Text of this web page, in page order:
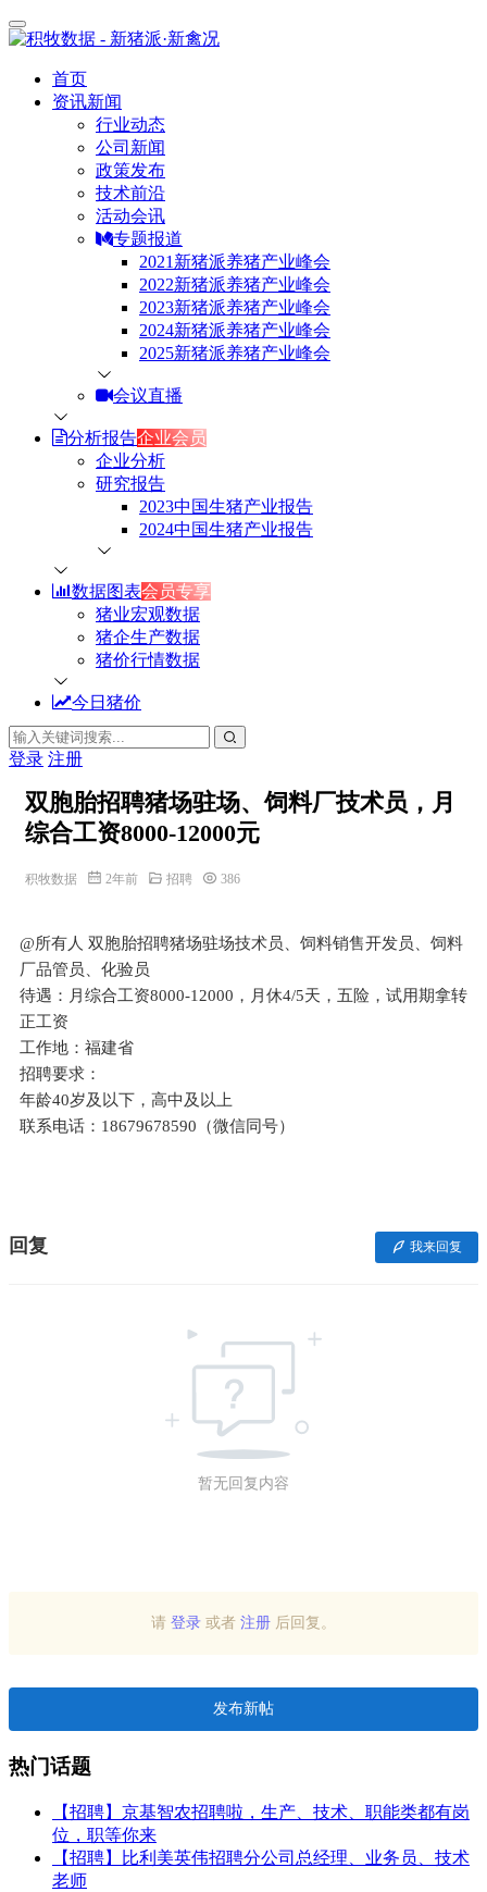
首页
资讯新闻
行业动态
公司新闻
政策发布
技术前沿
活动会讯
专题报道
2021新猪派养猪产业峰会
2022新猪派养猪产业峰会
2023新猪派养猪产业峰会
2024新猪派养猪产业峰会
2025新猪派养猪产业峰会
会议直播
分析报告企业会员
企业分析
研究报告
2023中国生猪产业报告
2024中国生猪产业报告
数据图表会员专享
猪业宏观数据
猪企生产数据
猪价行情数据
今日猪价
登录 注册
双胞胎招聘猪场驻场、饲料厂技术员，月
综合工资8000-12000元
积牧数据 2年前 招聘 386
@所有人 双胞胎招聘猪场驻场技术员、饲料销售开发员、饲料
厂品管员、化验员
待遇：月综合工资8000-12000，月休4/5天，五险，试用期拿转
正工资
工作地：福建省
招聘要求：
年龄40岁及以下，高中及以上
联系电话：18679678590（微信同号）
回复 我来回复
暂无回复内容
请 登录 或者 注册 后回复。
发布新帖
热门话题
【招聘】京基智农招聘啦，生产、技术、职能类都有岗
位，职等你来
【招聘】比利美英伟招聘分公司总经理、业务员、技术
老师